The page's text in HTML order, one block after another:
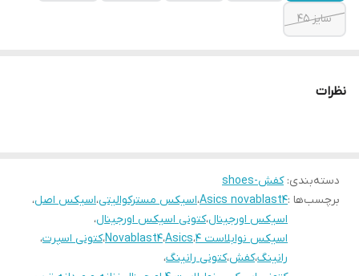
سایز ۴۵
نظرات
دسته‌بندی:کفش-shoes
برچسب‌ها :Asics novablast4،اسیکس مسترکوالیتی،اسیکس اصل،
اسیکس اورجینال،کتونی اسیکس اورجینال،
اسیکس نوابلاست ۴ ،Asics،Novablast4،کتونی اسپرت،
رانینگ،کفش،کتونی رانینگ،